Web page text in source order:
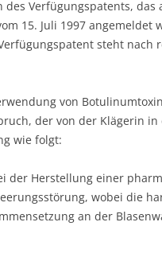
Verfügungspatents,
15. Juli 1997
steht
von
der von der Klägerin
wie folgt:
der Herstellung einer
wobei die
an der